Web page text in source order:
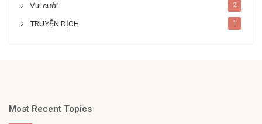
Vui cười 2
TRUYỆN DỊCH 1
Most Recent Topics